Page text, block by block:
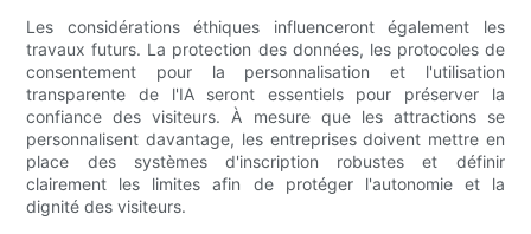
Les considérations éthiques influenceront également les
travaux futurs. La protection des données, les protocoles de
consentement pour la personnalisation et l'utilisation
transparente de l'IA seront essentiels pour préserver la
confiance des visiteurs. À mesure que les attractions se
personnalisent davantage, les entreprises doivent mettre en
place des systèmes d'inscription robustes et définir
clairement les limites afin de protéger l'autonomie et la
dignité des visiteurs.